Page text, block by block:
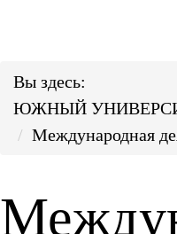
Вы здесь:
ЮЖНЫЙ
Международная